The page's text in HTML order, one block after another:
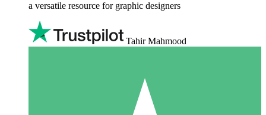
a versatile resource for graphic designers
Tahir Mahmood